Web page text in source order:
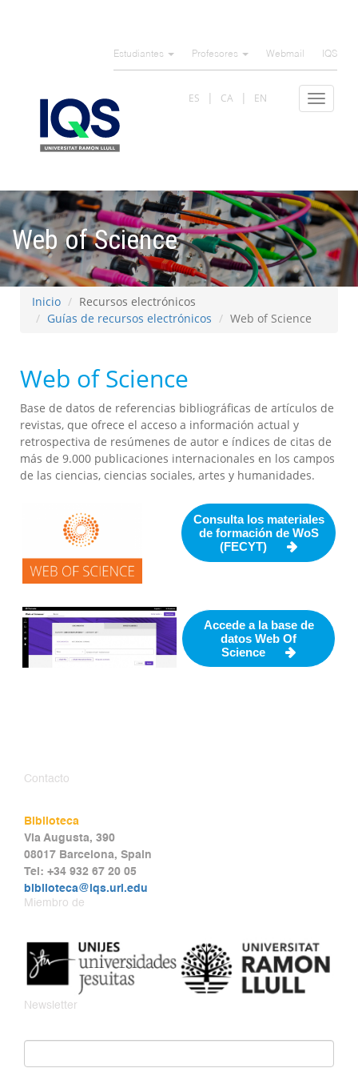
Estudiantes Profesores Webmail IQS
Toggle
ES CA EN
Web of Science
Inicio
Recursos electrónicos
Guías de recursos electrónicos
Web of Science
Web of Science
Base de datos de referencias bibliográficas de artículos de
revistas, que ofrece el acceso a información actual y
retrospectiva de resúmenes de autor e índices de citas de
más de 9.000 publicaciones internacionales en los campos
de las ciencias, ciencias sociales, artes y humanidades.
Consulta los materiales
de formación de WoS
(FECYT)
Accede a la base de
datos Web Of
Science
Contacto
Biblioteca
Via Augusta, 390
08017 Barcelona, Spain
Tel: +34 932 67 20 05
biblioteca@iqs.url.edu
Miembro de
Newsletter